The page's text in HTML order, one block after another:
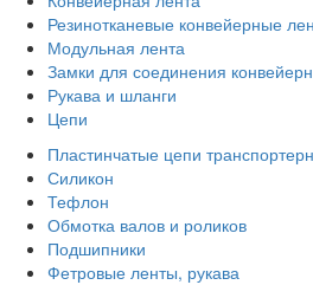
Резинотканевые конвейерные
Модульная лента
Замки для соединения
Рукава и шланги
Цепи
Пластинчатые цепи
Силикон
Тефлон
Обмотка валов и роликов
Подшипники
Фетровые ленты, рукава